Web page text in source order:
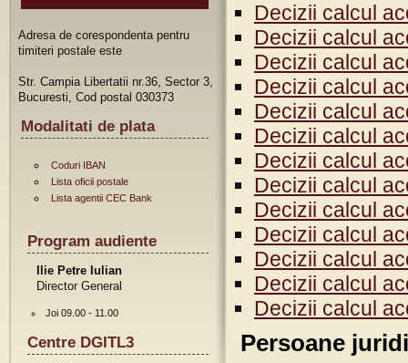
Adresa de corespondenta pentru
timiteri postale este
Str. Campia Libertatii nr.36, Sector 3,
Bucuresti, Cod postal 030373
Modalitati de plata
Coduri IBAN
Lista oficii postale
Lista agentii CEC Bank
Program audiente
Ilie Petre Iulian
Director General
Joi 09.00 - 11.00
Centre DGITL3
Decizii calcul
Decizii calcul
Decizii calcul
Decizii calcul
Decizii calcul
Decizii calcul
Decizii calcul
Decizii calcul
Decizii calcul
Decizii calcul
Decizii calcul
Decizii calcul
Decizii calcul
Persoane